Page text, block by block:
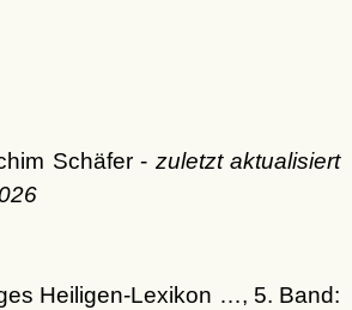
Schäfer - zuletzt aktualisiert
Heiligen-Lexikon …, 5. Band: